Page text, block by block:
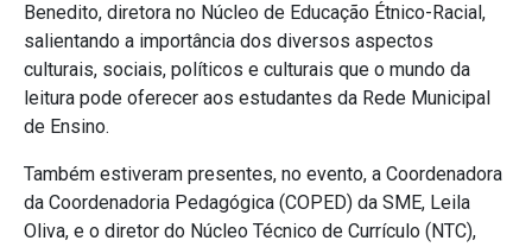
Benedito, diretora no Núcleo de Educação Étnico-Racial,
salientando a importância dos diversos aspectos
culturais, sociais, políticos e culturais que o mundo da
leitura pode oferecer aos estudantes da Rede Municipal
de Ensino.
Também estiveram presentes, no evento, a Coordenadora
da Coordenadoria Pedagógica (COPED) da SME, Leila
Oliva, e o diretor do Núcleo Técnico de Currículo (NTC),